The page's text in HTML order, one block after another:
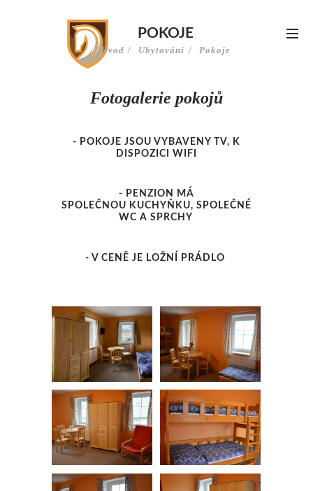
POKOJE
Úvod Ubytování Pokoje
Fotogalerie pokojů
- POKOJE JSOU VYBAVENY TV, K
DISPOZICI WIFI
- PENZION MÁ
SPOLEČNOU KUCHYŇKU, SPOLEČNÉ
WC A SPRCHY
- V CENĚ JE LOŽNÍ PRÁDLO